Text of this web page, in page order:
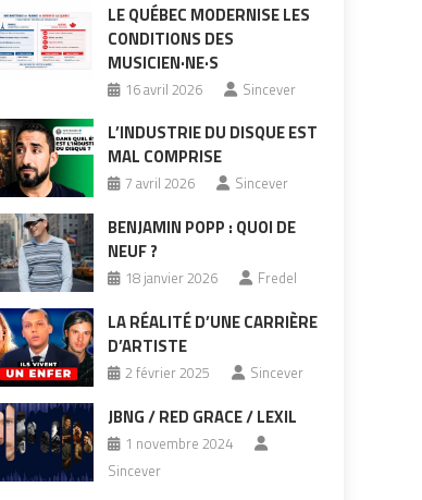
LE QUÉBEC MODERNISE LES
CONDITIONS DES
MUSICIEN·NE·S
16 avril 2026 Sincever
L’INDUSTRIE DU DISQUE EST
MAL COMPRISE
7 avril 2026 Sincever
BENJAMIN POPP : QUOI DE
NEUF ?
18 janvier 2026 Fredel
LA RÉALITÉ D’UNE CARRIÈRE
D’ARTISTE
2 février 2025 Sincever
JBNG / RED GRACE / LEXIL
1 novembre 2024
Sincever